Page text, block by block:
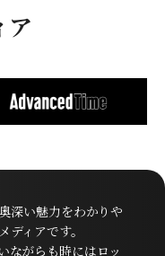
ア
深い魅力をわかりや
ィアです。
ながらも時にはロッ